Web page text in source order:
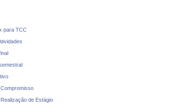
para TCC
de Estágio